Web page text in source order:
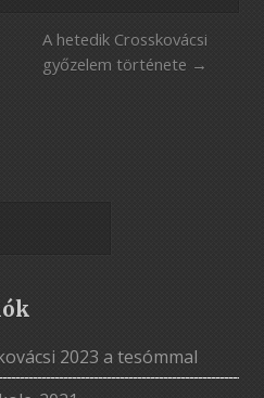
A hetedik Crosskovácsi
győzelem története
2023 a tesómmal